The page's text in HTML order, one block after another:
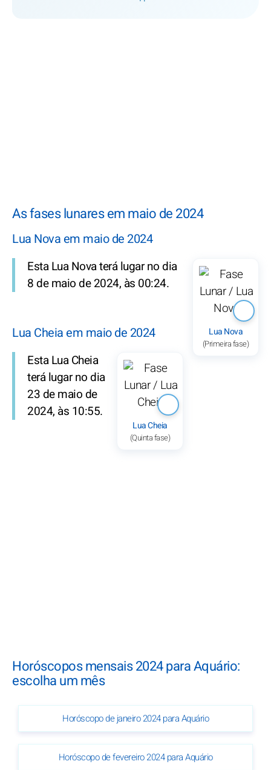
As fases lunares em maio de 2024
Lua Nova em maio de 2024
Lua Nova
(Primeira fase)
Esta Lua Nova terá lugar no dia
8 de maio de 2024, às 00:24.
Lua Cheia em maio de 2024
Lua Cheia
(Quinta fase)
Esta Lua Cheia
terá lugar no dia
23 de maio de
2024, às 10:55.
Horóscopos mensais 2024 para Aquário:
escolha um mês
Horóscopo de janeiro 2024 para Aquário
Horóscopo de fevereiro 2024 para Aquário